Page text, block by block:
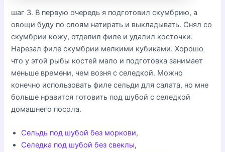
шаг 3. В первую очередь я подготовил скумбрию, а
овощи буду по слоям натирать и выкладывать. Снял со
скумбрии кожу, отделил филе и удалил косточки.
Нарезал филе скумбрии мелкими кубиками. Хорошо
что у этой рыбы костей мало и подготовка занимает
меньше времени, чем возня с селедкой. Можно
конечно использовать филе сельди для салата, но мне
больше нравится готовить под шубой с селедкой
домашнего посола.
Сельдь под шубой без моркови,
Селедка под шубой без свеклы,